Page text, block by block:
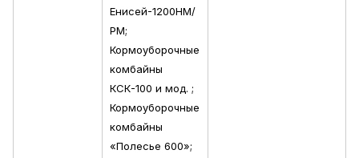
Енисей-1200НМ/
РМ;
Кормоуборочные
комбайны
КСК-100 и мод. ;
Кормоуборочные
комбайны
«Полесье 600»;